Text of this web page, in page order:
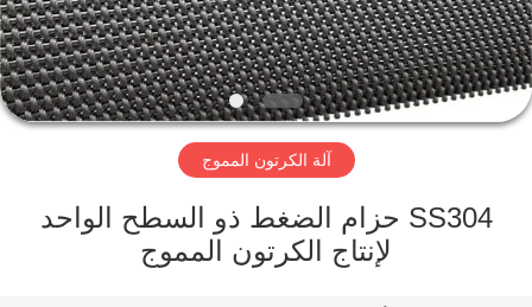
معلومات
عنا
جولة
المعمل
آلة الكرتون المموج
SS304 حزام الضغط ذو السطح الواحد
لإنتاج الكرتون المموج